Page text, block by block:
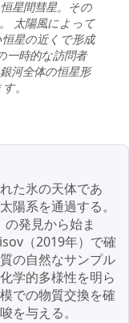
星間彗星。その
太陽風によって
星の近くで形成
一時的な訪問者
河全体の恒星形
。
た氷の天体であ
陽系を通過する。
発見から始ま
（2019年）で確
の自然なサンプル
学的多様性を明ら
での物質交換を確
を与える。